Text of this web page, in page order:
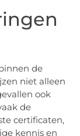
de
niet alleen
ook
de
certificaten,
kennis en